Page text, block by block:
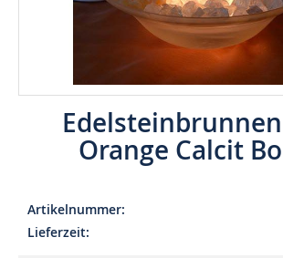
Orange Calcit
Artikelnummer
Lieferzeit